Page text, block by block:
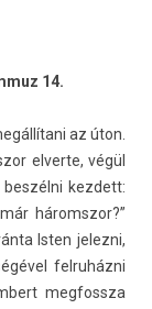
14.
az úton.
el­verte, végül
kez­dett:
háromszor?”
Isten jelez­ni,
fel­ruház­ni
meg­fossza